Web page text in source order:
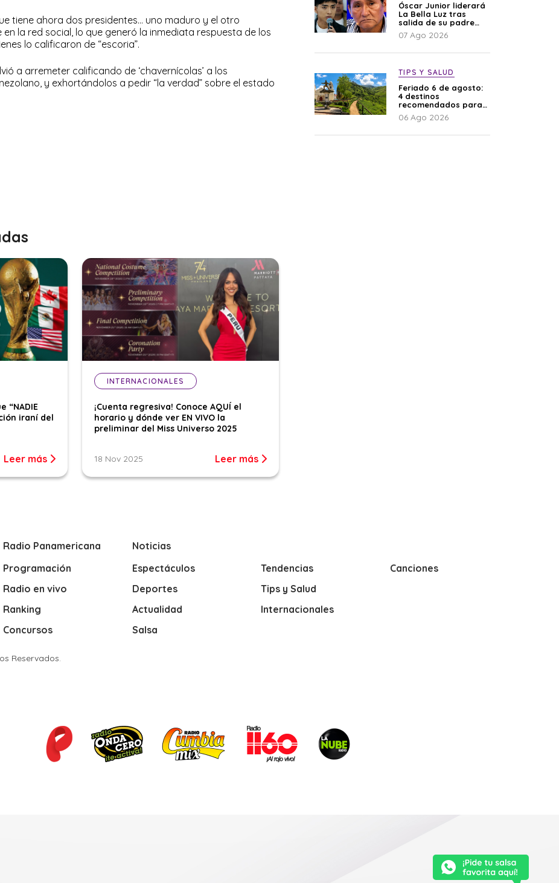
tiene ahora dos presidentes… uno maduro y el otro
la red social, lo que generó la inmediata respuesta de los
lo calificaron de “escoria”.
a arremeter calificando de ‘chavernícolas’ a los
y exhortándolos a pedir “la verdad” sobre el estado
“NADIE
iraní del
Leer más
INTERNACIONALES
¡Cuenta regresiva! Conoce AQUÍ el
horario y dónde ver EN VIVO la
preliminar del Miss Universo 2025
18 Nov 2025 Leer más
Óscar Junior liderará
La Bella Luz tras
salida de su padre
por polémica con
Naldy Saldaña
07 Ago 2026
TIPS Y SALUD
Feriado 6 de agosto:
4 destinos
recomendados para
disfrutar el descanso
06 Ago 2026
Radio Panamericana
Programación
Radio en vivo
Ranking
Concursos
Noticias
Espectáculos
Deportes
Actualidad
Salsa
Tendencias
Tips y Salud
Internacionales
Canciones
Reservados.